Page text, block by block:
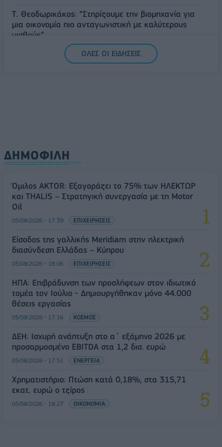
Τ. Θεοδωρικάκος: “Στηρίζουμε την βιομηχανία για
μια οικονομία πιο ανταγωνιστική με καλύτερους
μισθούς”
ΟΛΕΣ ΟΙ ΕΙΔΗΣΕΙΣ
ΔΗΜΟΦΙΛΗ
Όμιλος AKTOR: Εξαγοράζει το 75% των ΗΛΕΚΤΩΡ
και THALIS – Στρατηγική συνεργασία με τη Motor
Oil
05/08/2026 - 17:39 ΕΠΙΧΕΙΡΗΣΕΙΣ
Είσοδος της γαλλικής Meridiam στην ηλεκτρική
διασύνδεση Ελλάδας – Κύπρου
05/08/2026 - 18:06 ΕΠΙΧΕΙΡΗΣΕΙΣ
ΗΠΑ: Επιβράδυνση των προσλήψεων στον ιδιωτικό
τομέα τον Ιούλιο - Δημιουργήθηκαν μόνο 44.000
θέσεις εργασίας
05/08/2026 - 17:16 ΚΟΣΜΟΣ
ΔΕΗ: Ισχυρή ανάπτυξη στο α΄ εξάμηνο 2026 με
προσαρμοσμένο EBITDA στα 1,2 δισ. ευρώ
05/08/2026 - 17:51 ΕΝΕΡΓΕΙΑ
Χρηματιστήριο: Πτώση κατά 0,18%, στα 315,71
εκατ. ευρώ ο τζίρος
05/08/2026 - 18:27 ΟΙΚΟΝΟΜΙΑ